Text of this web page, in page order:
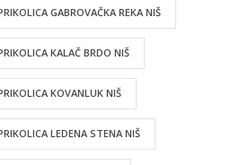
GABROVAČKA REKA NIŠ
KALAČ BRDO NIŠ
KOVANLUK NIŠ
LEDENA STENA NIŠ